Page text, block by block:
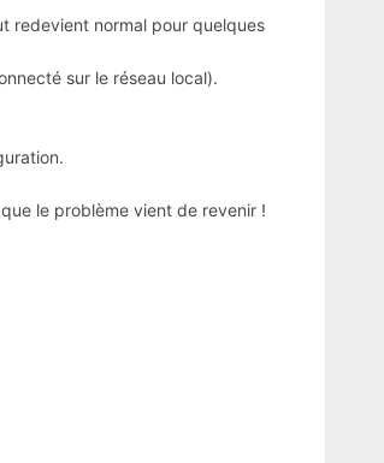
redevient normal pour quelques
sur le réseau local).
le problème vient de revenir !